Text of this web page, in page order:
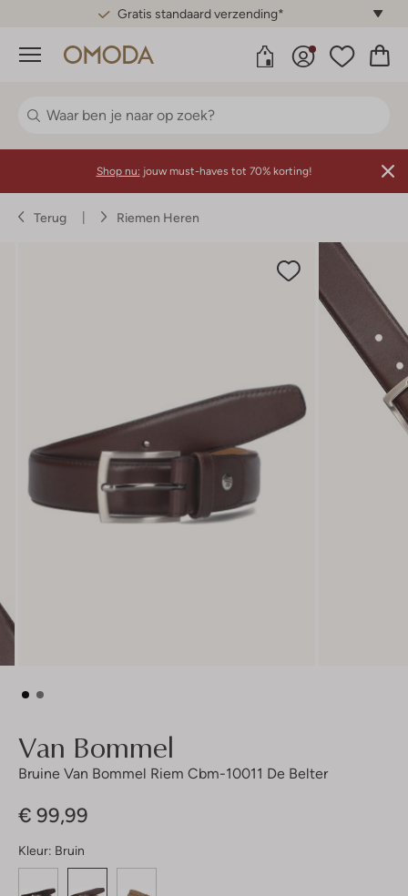
Gratis standaard verzending*
Menu
Shop nu: jouw must-haves tot 70% korting!
Terug Riemen Heren
Van Bommel
Bruine Van Bommel Riem Cbm-10011 De Belter
€ 99,99
Kleur: Bruin